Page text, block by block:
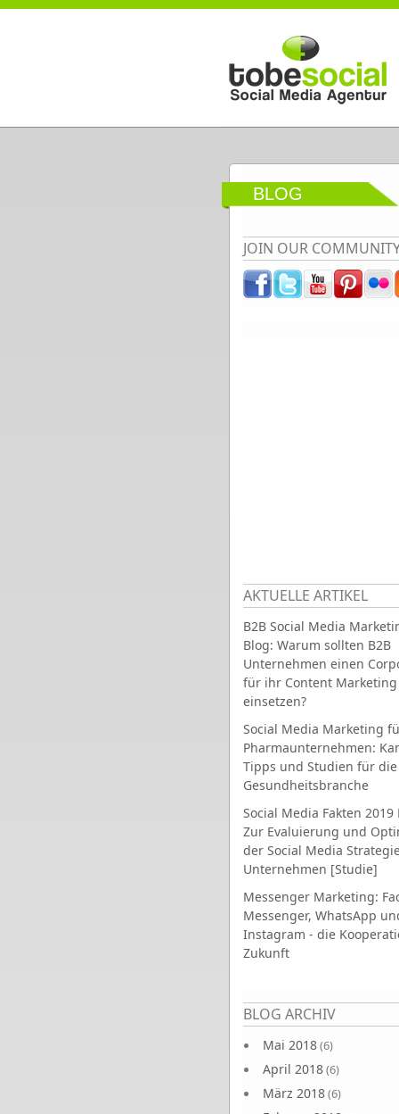
Direkt zum Inhalt
BLOG
JOIN OUR
AKTUELLE ARTIKEL
B2B Social Media
Blog: Warum sollten B2B
Unternehmen einen
für ihr Content Marketing
einsetzen?
Social Media Marketing
Pharmaunternehmen:
Tipps und Studien für die
Gesundheitsbranche
Social Media Fakten 2019
Zur Evaluierung und
der Social Media
Unternehmen [Studie]
Messenger Marketing:
Messenger, WhatsApp
Instagram - die
Zukunft
BLOG ARCHIV
Mai 2018(6)
April 2018(6)
März 2018(6)
Seiten